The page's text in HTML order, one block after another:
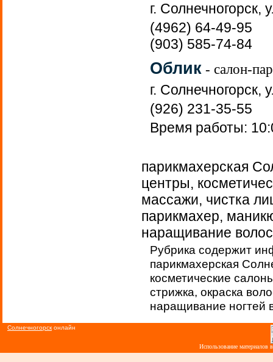
г. Солнечногорск,
(4962) 64-49-95
(903) 585-74-84
Облик - салон-
г.
(926) 231-35-55
Время работы:
парикмахерская
центры,
массажи, чистка
парикмахер,
наращивание
Рубрика содержит
парикмахерская
косметические
стрижка, окраска
наращивание ногтей
Солнечногорск онлайн
Использование материалов